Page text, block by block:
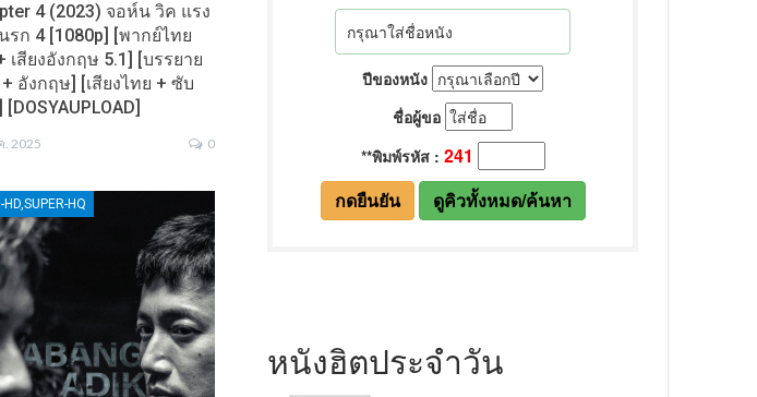
4 (2023) จอห์น วิค แรง
รก 4 [1080p] [พากย์ไทย
เสียงอังกฤษ 5.1] [บรรยาย
อังกฤษ] [เสียงไทย + ซับ
. 2025 0
HD,SUPER-HQ
หนังฮิตประจำวัน